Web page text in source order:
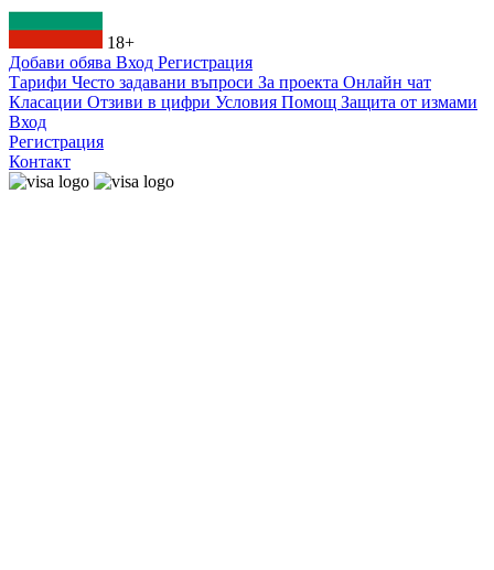
18+
Добави обява Вход Регистрация
Тарифи Често задавани въпроси За проекта Онлайн чат
Класации Отзиви в цифри Условия Помощ Защита от измами
Вход
Регистрация
Контакт